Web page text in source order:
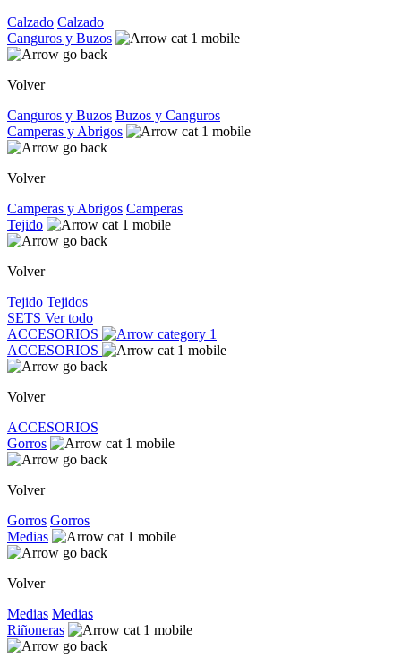
Calzado Calzado
Canguros y Buzos
Volver
Canguros y Buzos Buzos y Canguros
Camperas y Abrigos
Volver
Camperas y Abrigos Camperas
Tejido
Volver
Tejido Tejidos
SETS Ver todo
ACCESORIOS
ACCESORIOS
Volver
ACCESORIOS
Gorros
Volver
Gorros Gorros
Medias
Volver
Medias Medias
Riñoneras